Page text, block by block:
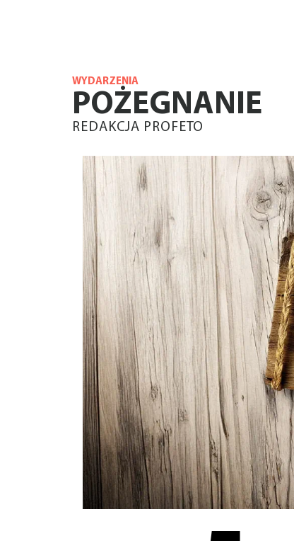
WYDARZENIA
POŻEGNANIE
REDAKCJA PROFETO